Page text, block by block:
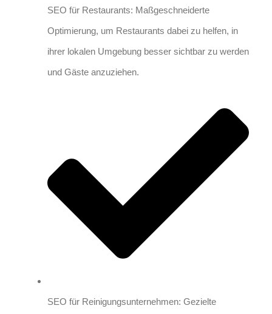
SEO für Restaurants: Maßgeschneiderte
Optimierung, um Restaurants dabei zu helfen, in
ihrer lokalen Umgebung besser sichtbar zu werden
und Gäste anzuziehen.
SEO für Reinigungsunternehmen: Gezielte